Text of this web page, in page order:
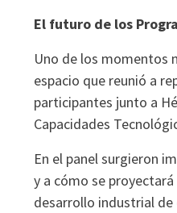
El futuro de los
Uno de los momentos
espacio que reunió a
participantes junto a
Capacidades
En el panel surgieron
y a cómo se
desarrollo industrial de